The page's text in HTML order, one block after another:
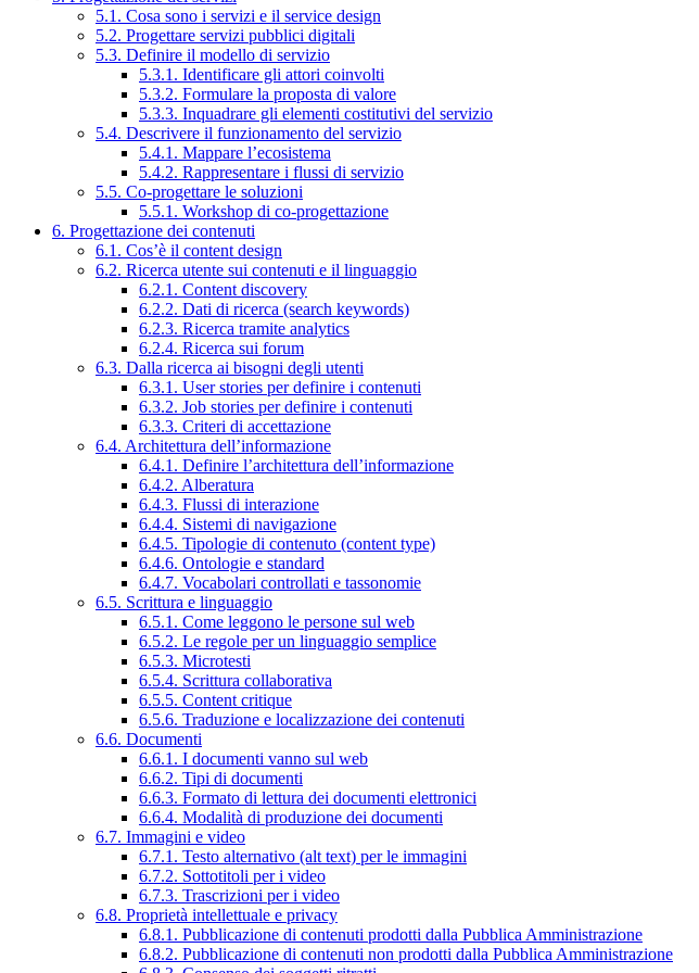
5.1. Cosa sono i servizi e il service design
5.2. Progettare servizi pubblici digitali
5.3. Definire il modello di servizio
5.3.1. Identificare gli attori coinvolti
5.3.2. Formulare la proposta di valore
5.3.3. Inquadrare gli elementi costitutivi del servizio
5.4. Descrivere il funzionamento del servizio
5.4.1. Mappare l’ecosistema
5.4.2. Rappresentare i flussi di servizio
5.5. Co-progettare le soluzioni
5.5.1. Workshop di co-progettazione
6. Progettazione dei contenuti
6.1. Cos’è il content design
6.2. Ricerca utente sui contenuti e il linguaggio
6.2.1. Content discovery
6.2.2. Dati di ricerca (search keywords)
6.2.3. Ricerca tramite analytics
6.2.4. Ricerca sui forum
6.3. Dalla ricerca ai bisogni degli utenti
6.3.1. User stories per definire i contenuti
6.3.2. Job stories per definire i contenuti
6.3.3. Criteri di accettazione
6.4. Architettura dell’informazione
6.4.1. Definire l’architettura dell’informazione
6.4.2. Alberatura
6.4.3. Flussi di interazione
6.4.4. Sistemi di navigazione
6.4.5. Tipologie di contenuto (content type)
6.4.6. Ontologie e standard
6.4.7. Vocabolari controllati e tassonomie
6.5. Scrittura e linguaggio
6.5.1. Come leggono le persone sul web
6.5.2. Le regole per un linguaggio semplice
6.5.3. Microtesti
6.5.4. Scrittura collaborativa
6.5.5. Content critique
6.5.6. Traduzione e localizzazione dei contenuti
6.6. Documenti
6.6.1. I documenti vanno sul web
6.6.2. Tipi di documenti
6.6.3. Formato di lettura dei documenti elettronici
6.6.4. Modalità di produzione dei documenti
6.7. Immagini e video
6.7.1. Testo alternativo (alt text) per le immagini
6.7.2. Sottotitoli per i video
6.7.3. Trascrizioni per i video
6.8. Proprietà intellettuale e privacy
6.8.1. Pubblicazione di contenuti prodotti dalla Pubblica Amministrazione
6.8.2. Pubblicazione di contenuti non prodotti dalla Pubblica Amministrazione